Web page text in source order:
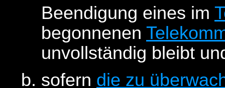
Beendigung eines im
begonnenen
unvollständig bleibt
sofern die zu